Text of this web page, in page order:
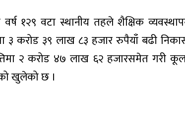
१२९ वटा स्थानीय तहले शैक्षिक
३ करोड ३९ लाख ८३ हजार रुपैयाँ बढी
२ करोड ४७ लाख ६२ हजारसमेत गरी
खुलेको छ ।